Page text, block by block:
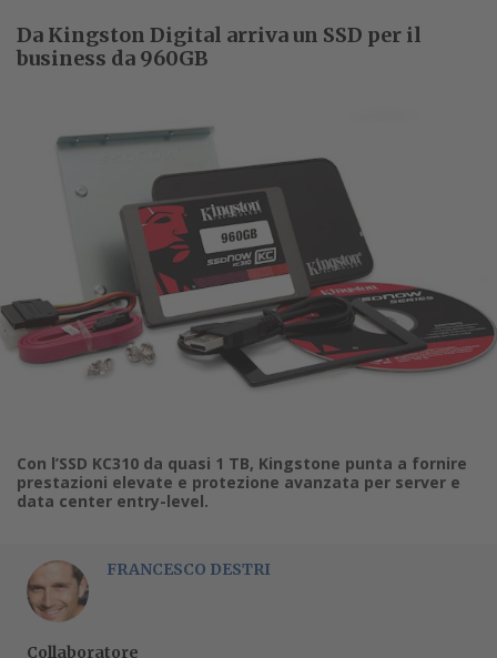
Da Kingston Digital arriva un SSD per il
business da 960GB
Con l’SSD KC310 da quasi 1 TB, Kingstone punta a fornire
prestazioni elevate e protezione avanzata per server e
data center entry-level.
FRANCESCO DESTRI
Collaboratore